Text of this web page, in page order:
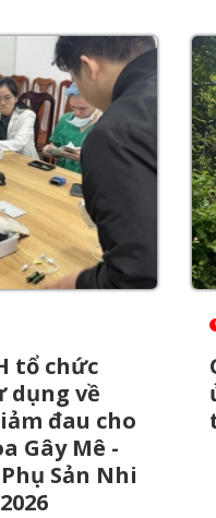
tổ chức
dụng về
đau cho
Gây Mê -
Sản Nhi